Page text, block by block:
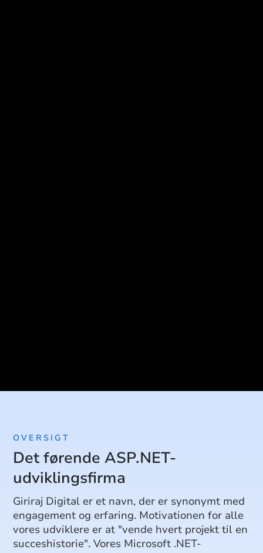
OVERSIGT
Det førende ASP.NET-
udviklingsfirma
Giriraj Digital er et navn, der er synonymt med
engagement og erfaring. Motivationen for alle
vores udviklere er at "vende hvert projekt til en
succeshistorie". Vores Microsoft .NET-